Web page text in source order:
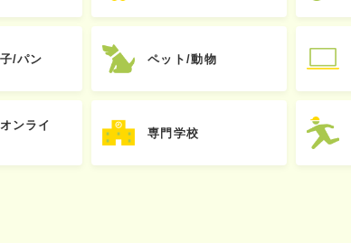
/パン ペット/動物
ンライ
専門学校